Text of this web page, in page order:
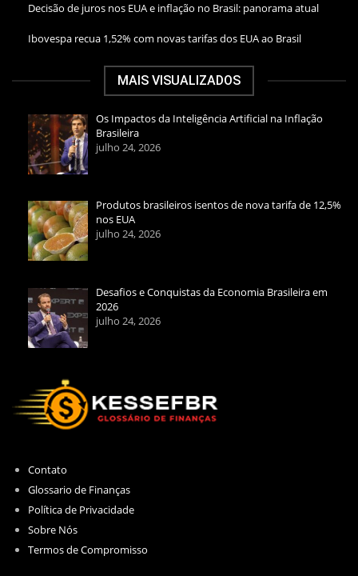
Decisão de juros nos EUA e inflação no Brasil: panorama atual
Ibovespa recua 1,52% com novas tarifas dos EUA ao Brasil
MAIS VISUALIZADOS
Os Impactos da Inteligência Artificial na Inflação
Brasileira
julho 24, 2026
Produtos brasileiros isentos de nova tarifa de 12,5%
nos EUA
julho 24, 2026
Desafios e Conquistas da Economia Brasileira em
2026
julho 24, 2026
Contato
Glossario de Finanças
Política de Privacidade
Sobre Nós
Termos de Compromisso